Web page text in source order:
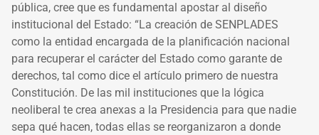
pública, cree que es fundamental apostar al diseño
institucional del Estado: “La creación de SENPLADES
como la entidad encargada de la planificación nacional
para recuperar el carácter del Estado como garante de
derechos, tal como dice el artículo primero de nuestra
Constitución. De las mil instituciones que la lógica
neoliberal te crea anexas a la Presidencia para que nadie
sepa qué hacen, todas ellas se reorganizaron a donde